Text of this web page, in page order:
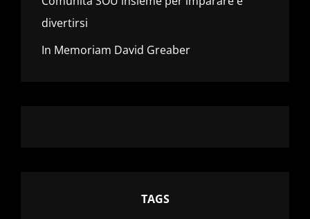
divertirsi
In Memoriam David Greaber
TAGS